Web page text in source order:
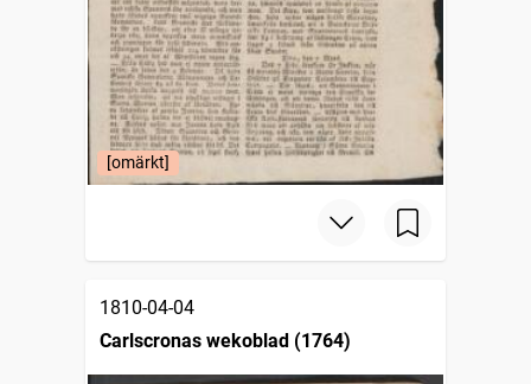
[omärkt]
1810-04-04
Carlscronas wekoblad (1764)